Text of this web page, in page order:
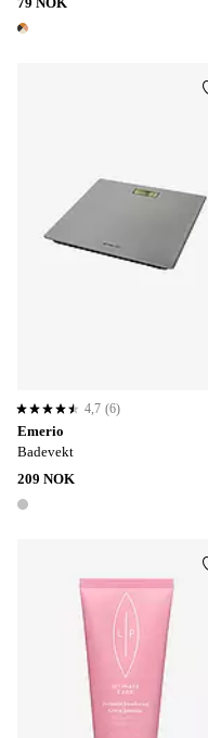
1 farge
Emerio
Badevekt
209 NOK
1 farge
4,7 basert på 6 karaktergivninger
4,7 (6)